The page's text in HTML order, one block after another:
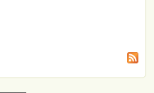
الصفحات